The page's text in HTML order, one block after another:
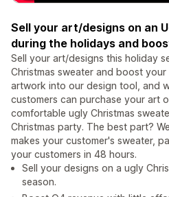
Sell your art/designs on an
during the holidays and
Sell your art/designs this holiday
Christmas sweater and boost
artwork into our design tool, and
customers can purchase your art
comfortable ugly Christmas
Christmas party. The best part?
makes your customer's sweater,
your customers in 48 hours.
Sell your designs on a ugly
season.